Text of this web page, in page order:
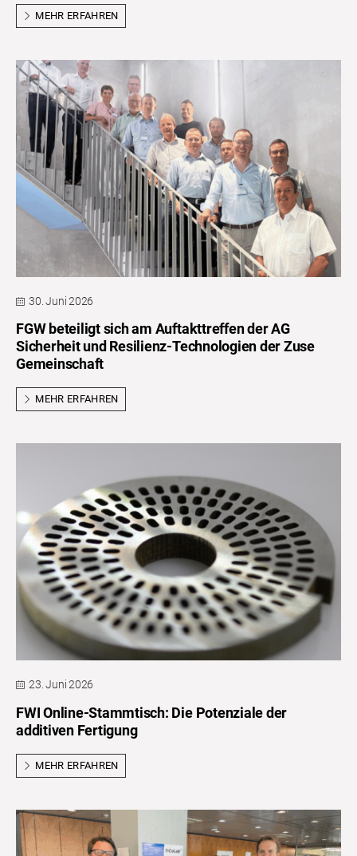
MEHR ERFAHREN
30. Juni 2026
FGW beteiligt sich am Auftakttreffen der AG
Sicherheit und Resilienz-Technologien der Zuse
Gemeinschaft
MEHR ERFAHREN
23. Juni 2026
FWI Online-Stammtisch: Die Potenziale der
additiven Fertigung
MEHR ERFAHREN